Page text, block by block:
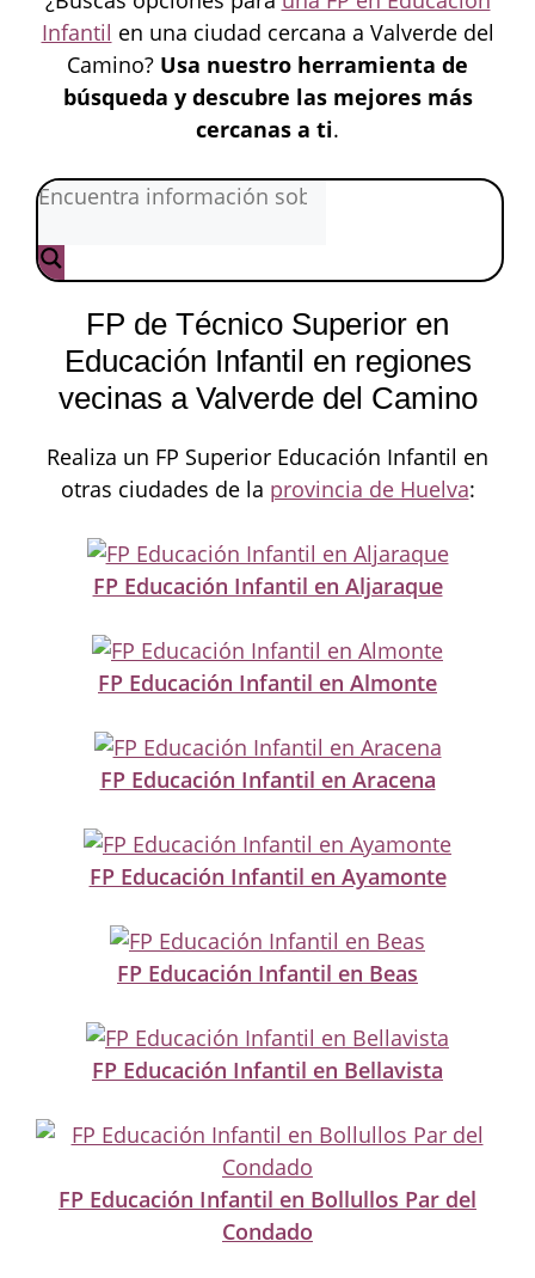
Infantil en una ciudad cercana a Valverde del
Camino? Usa nuestro herramienta de
búsqueda y descubre las mejores más
cercanas a ti.
FP de Técnico Superior en
Educación Infantil en regiones
vecinas a Valverde del Camino
Realiza un FP Superior Educación Infantil en
otras ciudades de la provincia de Huelva:
FP Educación Infantil en Aljaraque
FP Educación Infantil en Almonte
FP Educación Infantil en Aracena
FP Educación Infantil en Ayamonte
FP Educación Infantil en Beas
FP Educación Infantil en Bellavista
FP Educación Infantil en Bollullos Par del
Condado